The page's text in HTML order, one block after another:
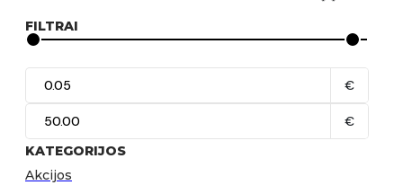
FILTRAI
€
€
KATEGORIJOS
Akcijos